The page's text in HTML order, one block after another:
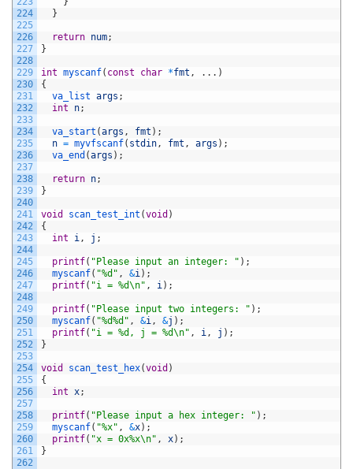
224
225
226
227
228
229
230
231
232
233
234
235
236
237
238
239
240
241
242
243
244
245
246
247
248
249
250
251
252
253
254
255
256
257
258
259
260
261
262
}
return num;
}
int myscanf( const char *fmt , . . . )
{
va_list args ;
int
n;
va_start (args , fmt ) ;
n = myvfscanf( stdin, fmt , args ) ;
va_end (args ) ;
return n;
}
void scan_test_int (void )
{
int
i, j ;
printf( "Please input an integer: " ) ;
myscanf( "%d" , &i) ;
printf( "i = %d\n" , i) ;
printf( "Please input two integers: " ) ;
myscanf( "%d%d" , &i, &j ) ;
printf( "i = %d, j = %d\n" , i, j ) ;
}
void scan_test_hex(void )
{
int x;
printf( "Please input a hex integer: " ) ;
myscanf( "%x" , &x) ;
printf( "x = 0x%x\n" , x) ;
}